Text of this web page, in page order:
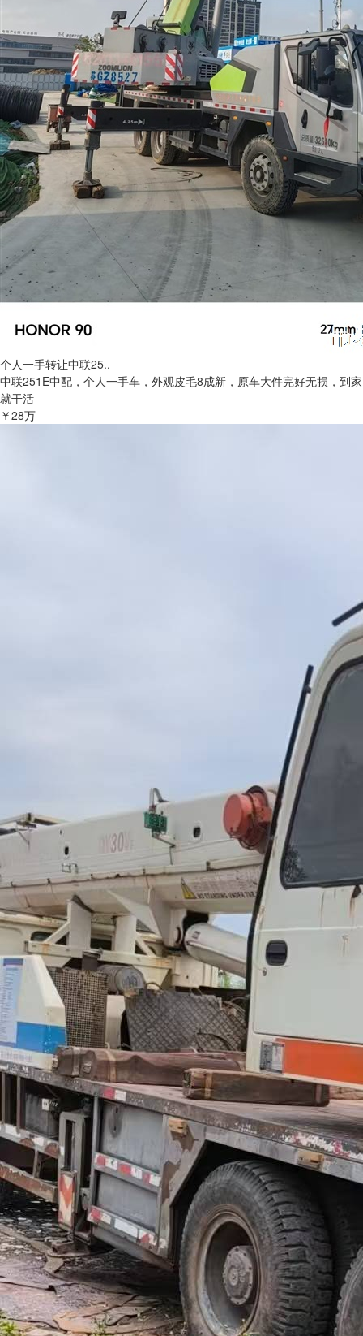
个人一手转让中联25..
中联251E中配，个人一手车，外观皮毛8成新，原车大件完好无损，到家
就干活
￥28万